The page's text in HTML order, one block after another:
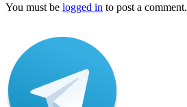
You must be logged in to post a comment.